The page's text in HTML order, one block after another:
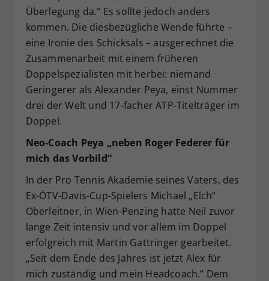
Überlegung da.“ Es sollte jedoch anders
kommen. Die diesbezügliche Wende führte –
eine Ironie des Schicksals – ausgerechnet die
Zusammenarbeit mit einem früheren
Doppelspezialisten mit herbei: niemand
Geringerer als Alexander Peya, einst Nummer
drei der Welt und 17-facher ATP-Titelträger im
Doppel.
Neo-Coach Peya „neben Roger Federer für
mich das Vorbild“
In der Pro Tennis Akademie seines Vaters, des
Ex-ÖTV-Davis-Cup-Spielers Michael „Elch“
Oberleitner, in Wien-Penzing hatte Neil zuvor
lange Zeit intensiv und vor allem im Doppel
erfolgreich mit Martin Gattringer gearbeitet.
„Seit dem Ende des Jahres ist jetzt Alex für
mich zuständig und mein Headcoach.“ Dem